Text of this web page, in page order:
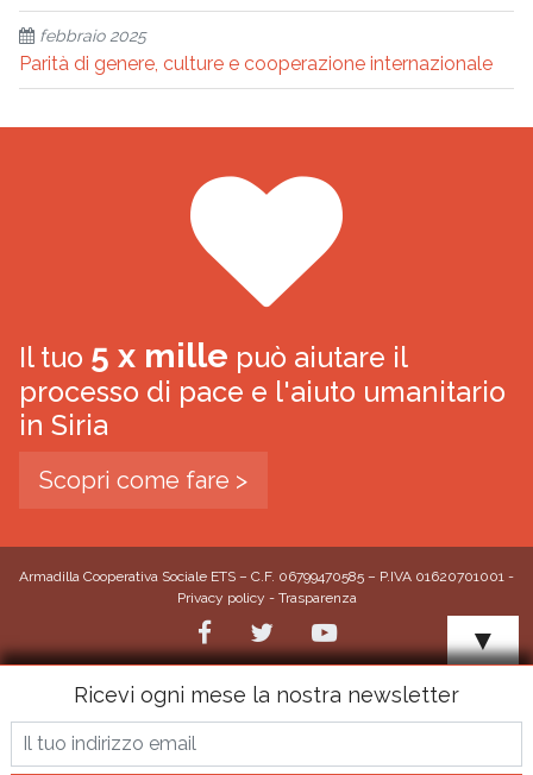
febbraio 2025
Parità di genere, culture e cooperazione internazionale
Il tuo 5 x mille può aiutare il
processo di pace e l'aiuto umanitario
in Siria
Scopri come fare >
Armadilla Cooperativa Sociale ETS – C.F. 06799470585 – P.IVA 01620701001 -
Privacy policy - Trasparenza
▼
Ricevi ogni mese la nostra newsletter